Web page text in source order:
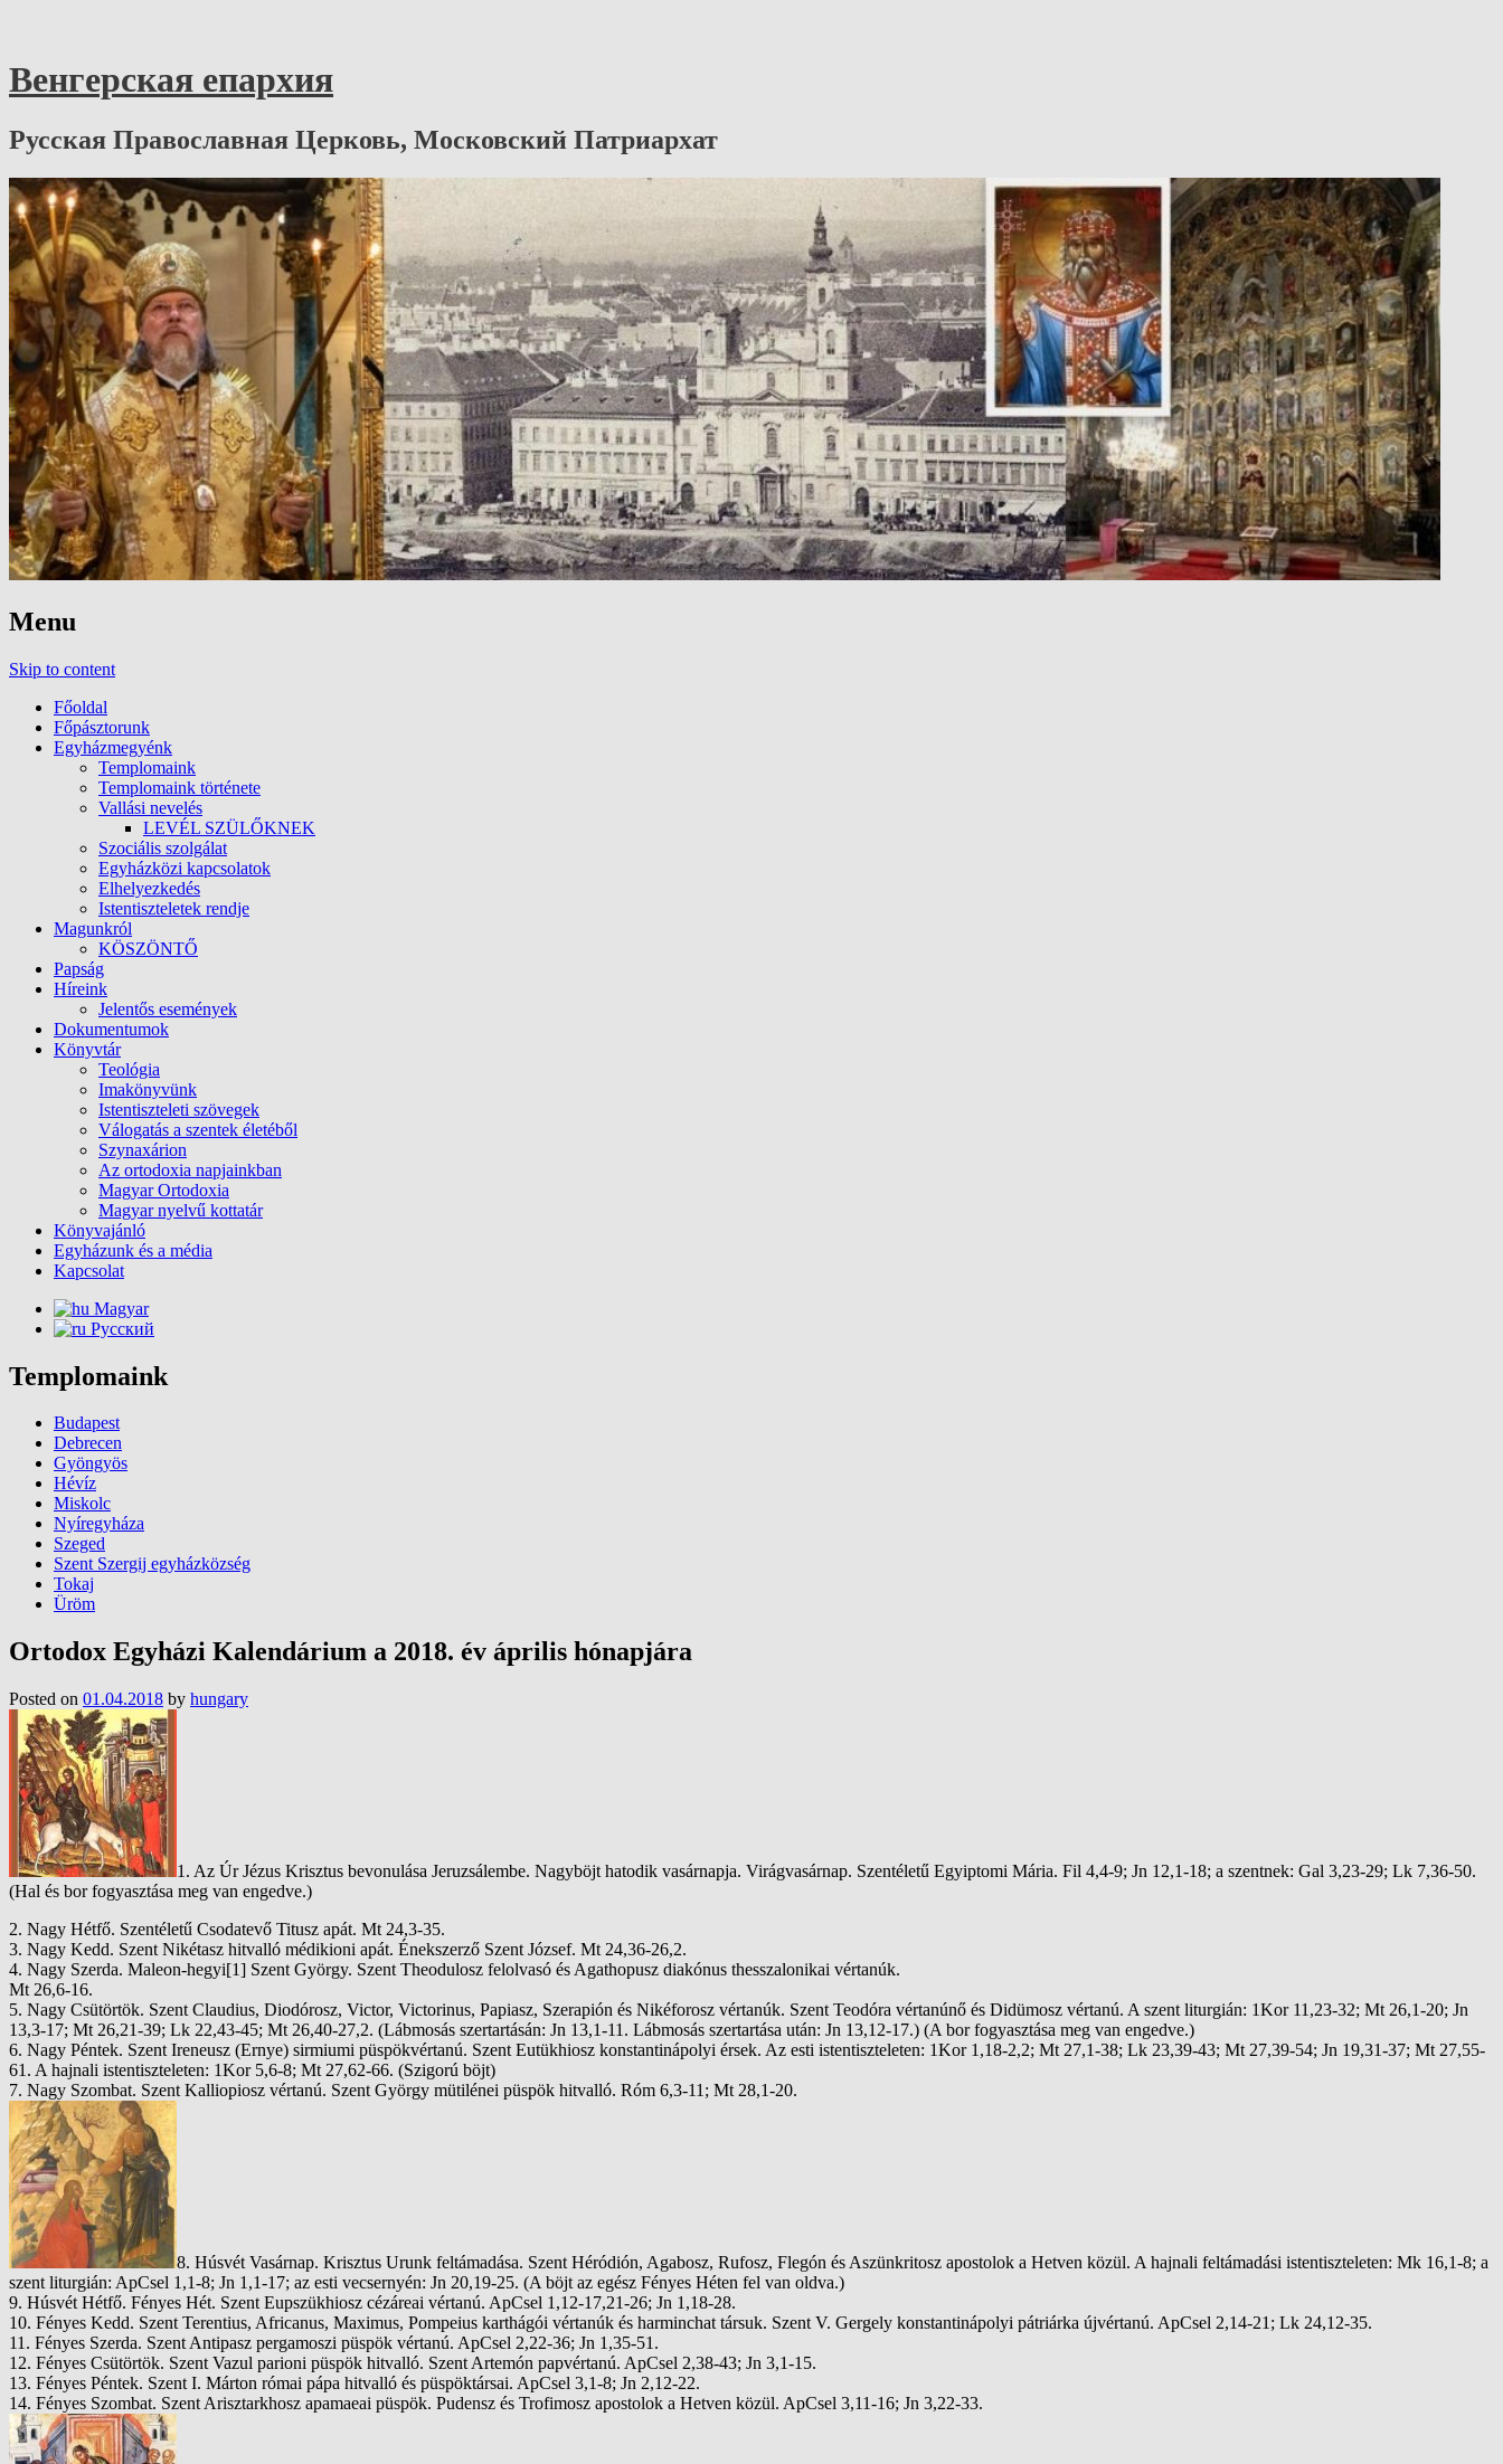
Венгерская епархия
Русская Православная Церковь, Московский Патриархат
Menu
Skip to content
Főoldal
Főpásztorunk
Egyházmegyénk
Templomaink
Templomaink története
Vallási nevelés
LEVÉL SZÜLŐKNEK
Szociális szolgálat
Egyházközi kapcsolatok
Elhelyezkedés
Istentiszteletek rendje
Magunkról
KÖSZÖNTŐ
Papság
Híreink
Jelentős események
Dokumentumok
Könyvtár
Teológia
Imakönyvünk
Istentiszteleti szövegek
Válogatás a szentek életéből
Szynaxárion
Az ortodoxia napjainkban
Magyar Ortodoxia
Magyar nyelvű kottatár
Könyvajánló
Egyházunk és a média
Kapcsolat
Magyar
Русский
Templomaink
Budapest
Debrecen
Gyöngyös
Hévíz
Miskolc
Nyíregyháza
Szeged
Szent Szergij egyházközség
Tokaj
Üröm
Ortodox Egyházi Kalendárium a 2018. év április hónapjára
Posted on 01.04.2018 by hungary
1. Az Úr Jézus Krisztus bevonulása Jeruzsálembe. Nagyböjt hatodik vasárnapja. Virágvasárnap. Szentéletű Egyiptomi Mária. Fil 4,4-9; Jn 12,1-18; a szentnek: Gal 3,23-29; Lk 7,36-50.
(Hal és bor fogyasztása meg van engedve.)
2. Nagy Hétfő. Szentéletű Csodatevő Titusz apát. Mt 24,3-35.
3. Nagy Kedd. Szent Nikétasz hitvalló médikioni apát. Énekszerző Szent József. Mt 24,36-26,2.
4. Nagy Szerda. Maleon-hegyi[1] Szent György. Szent Theodulosz felolvasó és Agathopusz diakónus thesszalonikai vértanúk.
Mt 26,6-16.
5. Nagy Csütörtök. Szent Claudius, Diodórosz, Victor, Victorinus, Papiasz, Szerapión és Nikéforosz vértanúk. Szent Teodóra vértanúnő és Didümosz vértanú. A szent liturgián: 1Kor 11,23-32; Mt 26,1-20; Jn
13,3-17; Mt 26,21-39; Lk 22,43-45; Mt 26,40-27,2. (Lábmosás szertartásán: Jn 13,1-11. Lábmosás szertartása után: Jn 13,12-17.) (A bor fogyasztása meg van engedve.)
6. Nagy Péntek. Szent Ireneusz (Ernye) sirmiumi püspökvértanú. Szent Eutükhiosz konstantinápolyi érsek. Az esti istentiszteleten: 1Kor 1,18-2,2; Mt 27,1-38; Lk 23,39-43; Mt 27,39-54; Jn 19,31-37; Mt 27,55-
61. A hajnali istentiszteleten: 1Kor 5,6-8; Mt 27,62-66. (Szigorú böjt)
7. Nagy Szombat. Szent Kalliopiosz vértanú. Szent György mütilénei püspök hitvalló. Róm 6,3-11; Mt 28,1-20.
8. Húsvét Vasárnap. Krisztus Urunk feltámadása. Szent Héródión, Agabosz, Rufosz, Flegón és Aszünkritosz apostolok a Hetven közül. A hajnali feltámadási istentiszteleten: Mk 16,1-8; a
szent liturgián: ApCsel 1,1-8; Jn 1,1-17; az esti vecsernyén: Jn 20,19-25. (A böjt az egész Fényes Héten fel van oldva.)
9. Húsvét Hétfő. Fényes Hét. Szent Eupszükhiosz cézáreai vértanú. ApCsel 1,12-17,21-26; Jn 1,18-28.
10. Fényes Kedd. Szent Terentius, Africanus, Maximus, Pompeius karthágói vértanúk és harminchat társuk. Szent V. Gergely konstantinápolyi pátriárka újvértanú. ApCsel 2,14-21; Lk 24,12-35.
11. Fényes Szerda. Szent Antipasz pergamoszi püspök vértanú. ApCsel 2,22-36; Jn 1,35-51.
12. Fényes Csütörtök. Szent Vazul parioni püspök hitvalló. Szent Artemón papvértanú. ApCsel 2,38-43; Jn 3,1-15.
13. Fényes Péntek. Szent I. Márton római pápa hitvalló és püspöktársai. ApCsel 3,1-8; Jn 2,12-22.
14. Fényes Szombat. Szent Arisztarkhosz apamaeai püspök. Pudensz és Trofimosz apostolok a Hetven közül. ApCsel 3,11-16; Jn 3,22-33.